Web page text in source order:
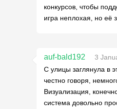
конкурсов, чтобы
игра неплохая, но её
auf-bald192
3
С улицы заглянула в
честно говоря,
Визуализация,
система довольно